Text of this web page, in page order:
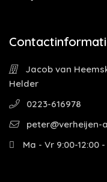
Jacob van
Helder
0223-616978
peter@verheijen-
Ma - Vr 9:00-12:00 -